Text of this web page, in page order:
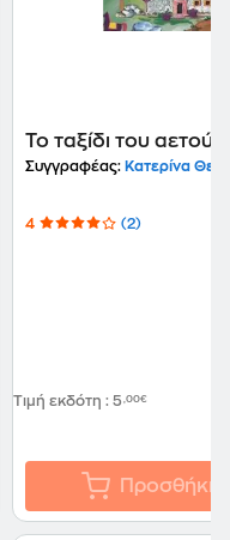
Το ταξίδι του αετού
Συγγραφέας: Κατερίνα
4 (2)
Τιμή εκδότη : 5,00€
Προσθήκη